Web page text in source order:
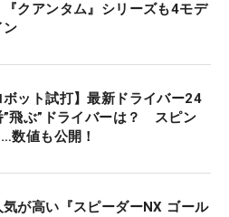
クアンタム』シリーズも4モデ
ン
ボット試打】最新ドライバー24
”飛ぶ”ドライバーは？ スピン
数値も公開！
が高い『スピーダーNX ゴール